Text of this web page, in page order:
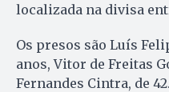
localizada na divisa
Os presos são Luís
anos, Vitor de Freitas
Fernandes Cintra, de